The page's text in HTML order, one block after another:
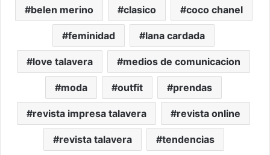
belen merino clasico coco chanel
feminidad lana cardada
love talavera medios de comunicacion
moda outfit prendas
revista impresa talavera revista online
revista talavera tendencias